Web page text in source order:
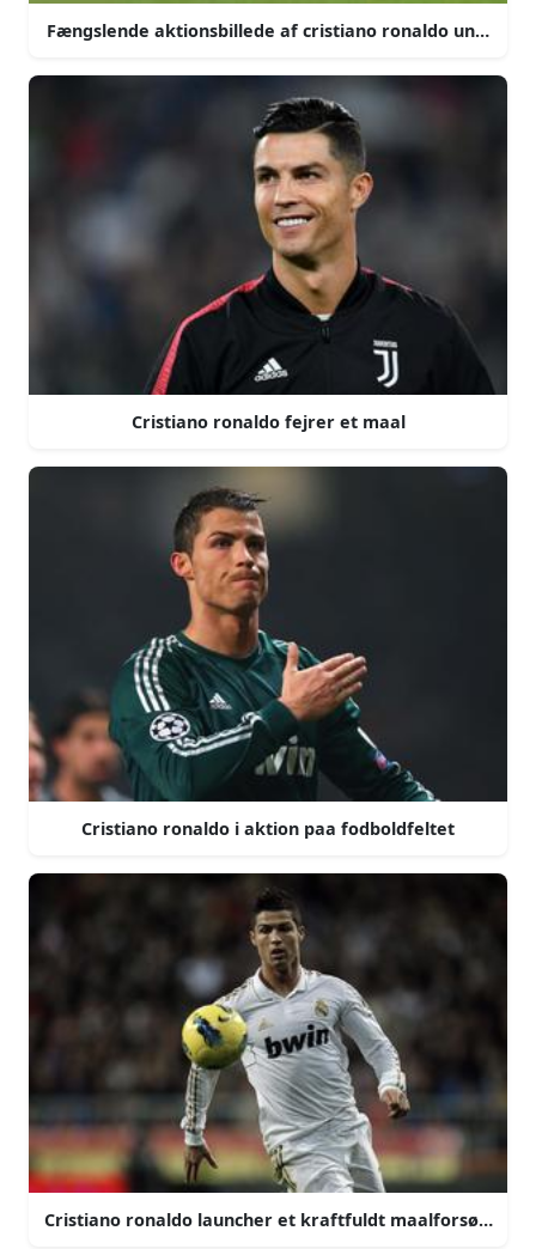
Fængslende aktionsbillede af cristiano ronaldo under
Cristiano ronaldo fejrer et maal
Cristiano ronaldo i aktion paa fodboldfeltet
Cristiano ronaldo launcher et kraftfuldt maalforsøg paa